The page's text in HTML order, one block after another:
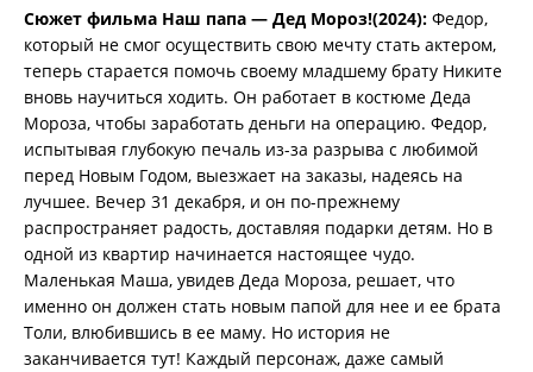
Сюжет фильма Наш папа — Дед Мороз!(2024): Федор,
который не смог осуществить свою мечту стать актером,
теперь старается помочь своему младшему брату Никите
вновь научиться ходить. Он работает в костюме Деда
Мороза, чтобы заработать деньги на операцию. Федор,
испытывая глубокую печаль из-за разрыва с любимой
перед Новым Годом, выезжает на заказы, надеясь на
лучшее. Вечер 31 декабря, и он по-прежнему
распространяет радость, доставляя подарки детям. Но в
одной из квартир начинается настоящее чудо.
Маленькая Маша, увидев Деда Мороза, решает, что
именно он должен стать новым папой для нее и ее брата
Толи, влюбившись в ее маму. Но история не
заканчивается тут! Каждый персонаж, даже самый